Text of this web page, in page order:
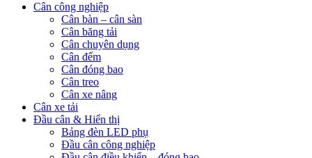
Cân công nghiệp
Cân bàn – cân sàn
Cân băng tải
Cân chuyên dụng
Cân đếm
Cân đóng bao
Cân treo
Cân xe nâng
Cân xe tải
Đầu cân & Hiển thị
Bảng đèn LED phụ
Đầu cân công nghiệp